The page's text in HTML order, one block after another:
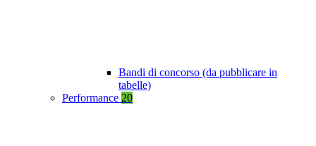
Bandi di concorso (da pubblicare in
tabelle)
Performance 20